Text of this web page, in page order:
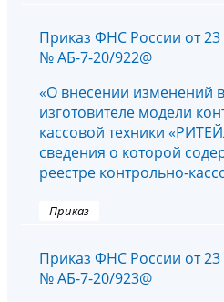
Приказ ФНС России от 23
№ АБ-7-20/922@
«О внесении изменений
изготовителе модели
кассовой техники
сведения о которой
реестре контрольно-
Приказ
Приказ ФНС России от 23
№ АБ-7-20/923@